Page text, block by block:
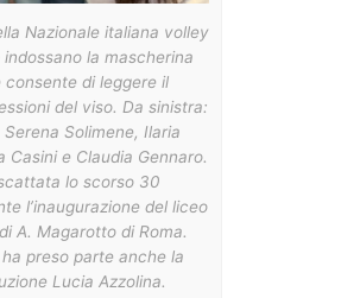
Nazionale italiana volley
la mascherina
di leggere il
del viso. Da sinistra:
Solimene, Ilaria
Casini e Claudia Gennaro.
lo scorso 30
l’inaugurazione del liceo
A. Magarotto di Roma.
preso parte anche la
Lucia Azzolina.